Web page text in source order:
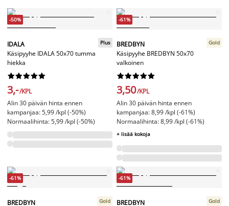
-50%
IDALA
Käsipyyhe IDALA 50x70 tumma
hiekka
Plus






3,-/KPL
Alin 30 päivän hinta ennen
kampanjaa: 5,99 /kpl (-50%)
Normaalihinta: 5,99 /kpl (-50%)
-61%
BREDBYN
Käsipyyhe BREDBYN 50x70
valkoinen
Gold






3,50/KPL
Alin 30 päivän hinta ennen
kampanjaa: 8,99 /kpl (-61%)
Normaalihinta: 8,99 /kpl (-61%)
+ lisää kokoja
-61%
BREDBYN
Gold
-61%
BREDBYN
Gold